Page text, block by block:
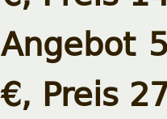
Angebot
€, Preis